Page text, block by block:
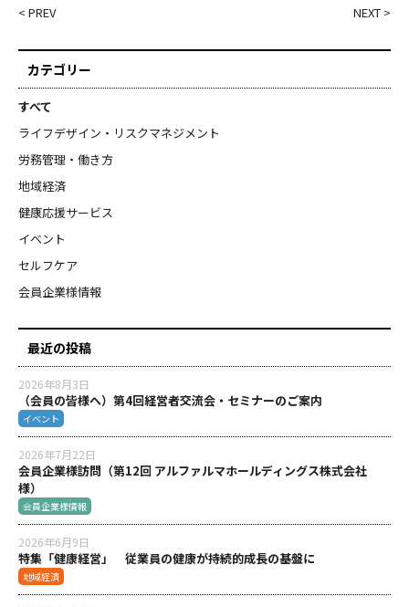
< PREV NEXT >
カテゴリー
すべて
ライフデザイン・リスクマネジメント
労務管理・働き方
地域経済
健康応援サービス
イベント
セルフケア
会員企業様情報
最近の投稿
2026年8月3日
（会員の皆様へ）第4回経営者交流会・セミナーのご案内
イベント
2026年7月22日
会員企業様訪問（第12回 アルファルマホールディングス株式会社
様）
会員企業様情報
2026年6月9日
特集「健康経営」 従業員の健康が持続的成長の基盤に
地域経済